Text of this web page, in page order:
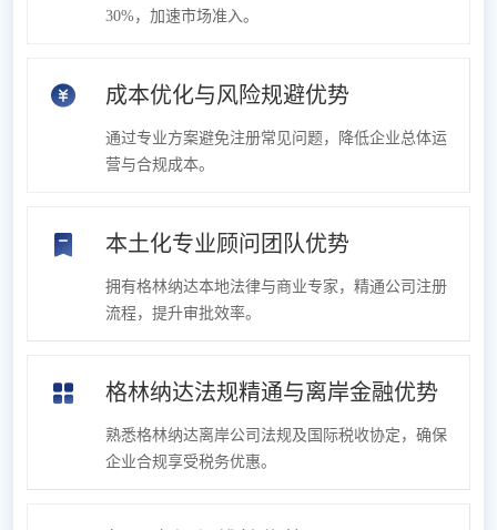
30%，加速市场准入。
成本优化与风险规避优势
通过专业方案避免注册常见问题，降低企业总体运
营与合规成本。
本土化专业顾问团队优势
拥有格林纳达本地法律与商业专家，精通公司注册
流程，提升审批效率。
格林纳达法规精通与离岸金融优势
熟悉格林纳达离岸公司法规及国际税收协定，确保
企业合规享受税务优惠。